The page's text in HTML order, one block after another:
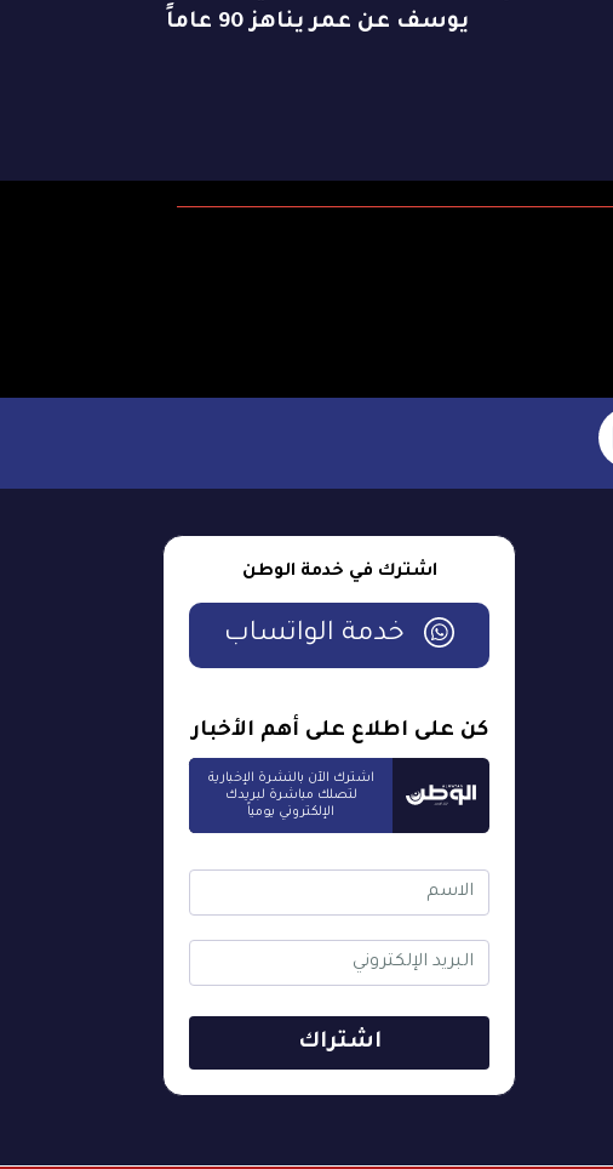
يوسف عن عمر يناهز 90 عاماً
اشترك في خدمة الوطن
خدمة الواتساب
كن على اطلاع على أهم الأخبار
اشترك الآن بالنشرة الإخبارية
لتصلك مباشرة لبريدك
الإلكتروني يومياً
اشتراك